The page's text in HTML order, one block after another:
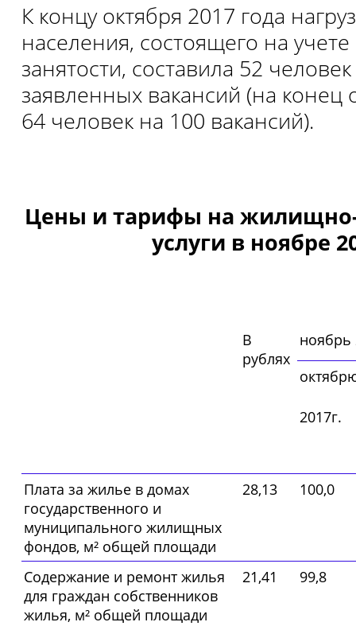
К концу октября 2017 года
населения, состоящего на
занятости, составила 52
заявленных вакансий (на конец
64 человек на 100 вакансий).
Цены и тарифы на
услуги в ноябре
В
рублях
ноябрь
2017г.
Плата за жилье в домах
государственного и
муниципального жилищных
фондов, м² общей площади
28,13 100,0
Содержание и ремонт жилья
для граждан собственников
жилья, м² общей площади
21,41 99,8